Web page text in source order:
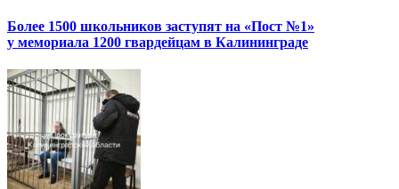
Более 1500 школьников заступят на «Пост №1»
у мемориала 1200 гвардейцам в Калининграде